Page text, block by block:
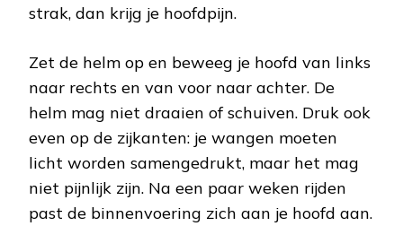
strak, dan krijg je hoofdpijn.
Zet de helm op en beweeg je hoofd van links
naar rechts en van voor naar achter. De
helm mag niet draaien of schuiven. Druk ook
even op de zijkanten: je wangen moeten
licht worden samengedrukt, maar het mag
niet pijnlijk zijn. Na een paar weken rijden
past de binnenvoering zich aan je hoofd aan.